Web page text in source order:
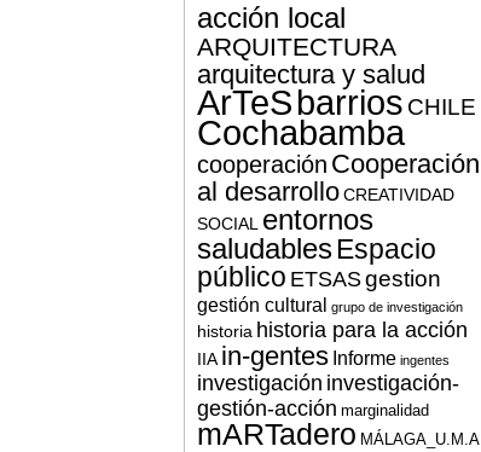
acción local
ARQUITECTURA
arquitectura y salud
ArTeSbarrios CHILE
Cochabamba
cooperación Cooperación
al desarrolloCREATIVIDAD
SOCIAL entornos
saludablesEspacio
público ETSASgestion
gestión cultural grupo de investigación
historia historia para la acción
IIA in-gentes Informe ingentes
investigación investigación-
gestión-acción marginalidad
mARTadero MÁLAGA_U.M.A